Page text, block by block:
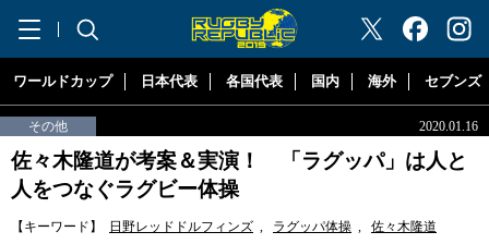
"ラグビーリパブリック"
ワールドカップ 日本代表 各国代表 国内 海外 セブンズ
その他 2020.01.16
佐々木隆道が考案＆実演！ 「ラグッパ」は人と
人をつなぐラグビー体操
【キーワード】 日野レッドドルフィンズ , ラグッパ体操 , 佐々木隆道